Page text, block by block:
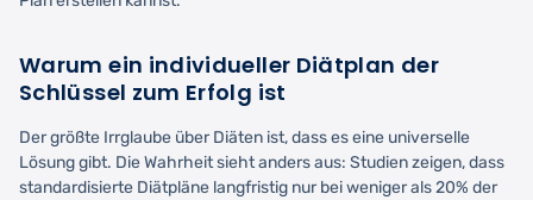
Warum ein individueller Diätplan der
Schlüssel zum Erfolg ist
Der größte Irrglaube über Diäten ist, dass es eine universelle
Lösung gibt. Die Wahrheit sieht anders aus: Studien zeigen, dass
standardisierte Diätpläne langfristig nur bei weniger als 20% der